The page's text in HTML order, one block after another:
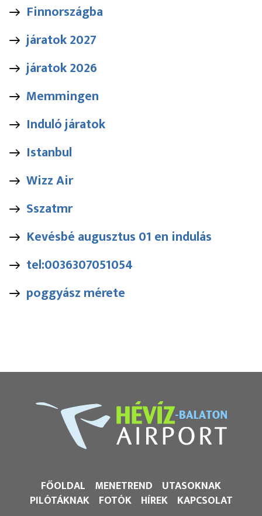
Finnországba
járatok 2027
járatok 2026
Memmingen
Induló járatok
Istanbul
Wizz Air
Sszatmr
Kevésbé augusztus 01 en indulás
tel:0036307051054
poggyász mérete
FŐOLDAL MENETREND UTASOKNAK
PILÓTÁKNAK FOTÓK HÍREK KAPCSOLAT